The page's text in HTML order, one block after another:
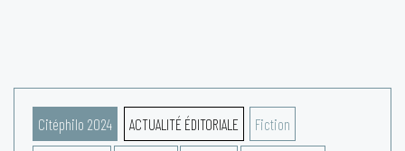
Citéphilo 2024 ACTUALITÉ ÉDITORIALE Fiction